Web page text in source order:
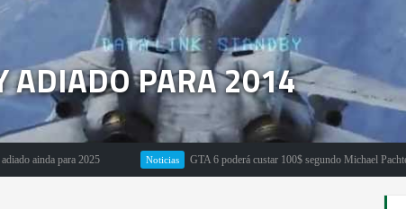
ADIADO PARA 2014
para 2025 GTA 6 poderá custar 100$ segundo Michael Pachter